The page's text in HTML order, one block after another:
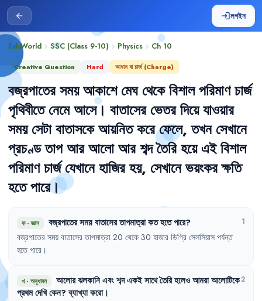
arrow_back loginলগইন
EduWorld chevron_right SSC (Class 9-10) chevron_right Physics chevron_right Ch 10
Creative Question Hard আধান বা চার্জ (Charge)
বজ্রপাতের সময় আকাশে মেঘ থেকে বিশাল পরিমাণ চার্জ
পৃথিবীতে নেমে আসে। বাতাসের ভেতর দিয়ে যাওয়ার
সময় সেটা বাতাসকে আয়নিত করে ফেলে, তখন সেখানে
প্রচণ্ড তাপ আর আলো আর শব্দ তৈরি হয়ে এই বিশাল
পরিমাণ চার্জ যেখানে হাজির হয়, সেখানে ভয়ংকর ক্ষতি
হতে পারে।
ক·জ্ঞান বজ্রপাতেরসময়বাতাসেরতাপমাত্রাকতহতেপারে? 1
বজ্রপাতের সময় বাতাসের তাপমাত্রা 20 থেকে 30 হাজার ডিগ্রি সেলসিয়াস পর্যন্ত
হতে পারে ।
খ· অনুধাবন আলোরঝলকানিএবংশব্দএকইসাথেতৈরিহলেওআমরাআলোটিকে
প্রথমদেখিকেন?ব্যাখ্যাকরো।
2